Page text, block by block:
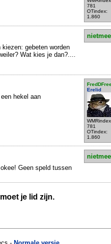
781
OTindex:
1.860
gebeten worden
Wat kies je dan?....
Erelid
781
OTindex:
1.860
hekel aan
Geen speld tussen
je lid zijn.